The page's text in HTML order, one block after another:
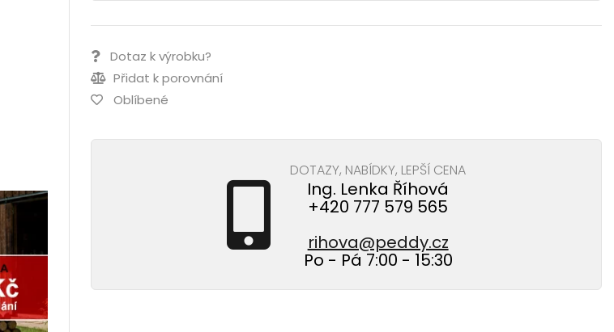
Dotaz k výrobku?
Přidat k porovnání
Oblíbené
DOTAZY, NABÍDKY, LEPŠÍ CENA
Ing. Lenka Říhová
+420 777 579 565
rihova@peddy.cz
Po - Pá 7:00 - 15:30